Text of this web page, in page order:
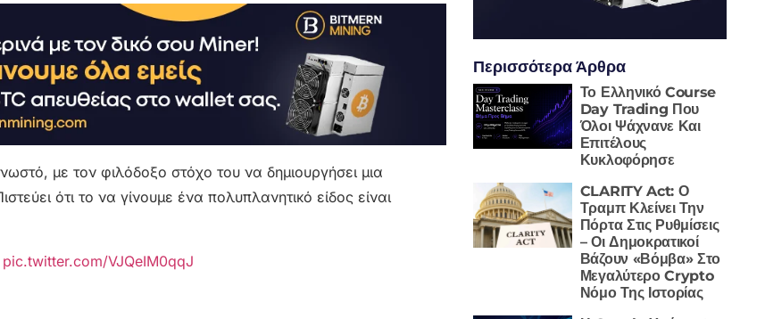
με τον φιλόδοξο στόχο του να δημιουργήσει μια
ότι το να γίνουμε ένα πολυπλανητικό είδος είναι
pic.twitter.com/VJQeIM0qqJ
Περισσότερα Άρθρα
Το Ελληνικό Course
Day Trading Που
Όλοι Ψάχνανε Και
Επιτέλους
Κυκλοφόρησε
CLARITY Act: Ο
Τραμπ Κλείνει Την
Πόρτα Στις Ρυθμίσεις
– Οι Δημοκρατικοί
Βάζουν «Βόμβα» Στο
Μεγαλύτερο Crypto
Νόμο Της Ιστορίας